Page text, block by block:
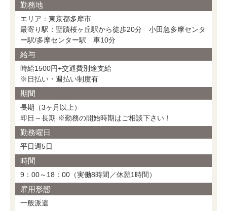
勤務地
エリア：東京都多摩市
最寄り駅：聖蹟桜ヶ丘駅から徒歩20分 小田急多摩センタ
ー駅/多摩センター駅 車10分
給与
時給1500円+交通費別途支給
※日払い・週払い制度有
期間
長期（3ヶ月以上）
即日～長期 ※勤務の開始時期はご相談下さい！
勤務曜日
平日週5日
時間
9：00～18：00（実働8時間／休憩1時間）
雇用形態
一般派遣